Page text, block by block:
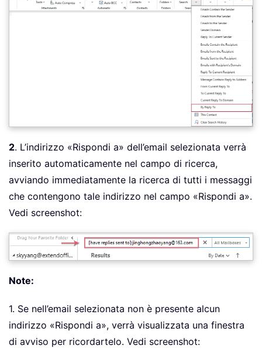
2. L’indirizzo «Rispondi a» dell’email selezionata verrà
inserito automaticamente nel campo di ricerca,
avviando immediatamente la ricerca di tutti i messaggi
che contengono tale indirizzo nel campo «Rispondi a».
Vedi screenshot:
Note:
1. Se nell’email selezionata non è presente alcun
indirizzo «Rispondi a», verrà visualizzata una finestra
di avviso per ricordartelo. Vedi screenshot: